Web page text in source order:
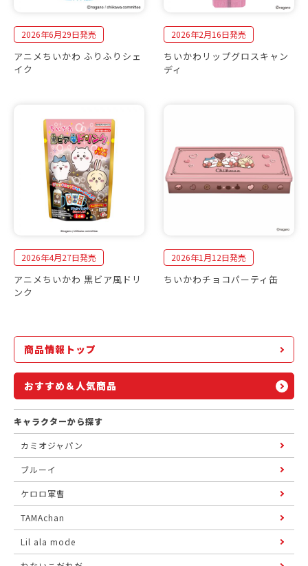
2026年6月29日発売
アニメちいかわ ふりふりシェ
イク
2026年2月16日発売
ちいかわリップグロスキャン
ディ
2026年4月27日発売
アニメちいかわ 黒ビア風ドリ
ンク
2026年1月12日発売
ちいかわチョコパーティ缶
商品情報トップ
おすすめ＆人気商品
キャラクターから探す
カミオジャパン
ブルーイ
ケロロ軍曹
TAMAchan
Lil ala mode